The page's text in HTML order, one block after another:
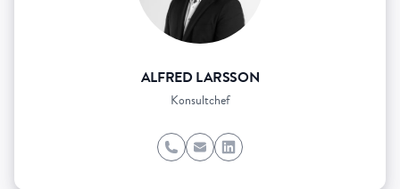
ALFRED LARSSON
Konsultchef
PhoneEmailLinkedIn